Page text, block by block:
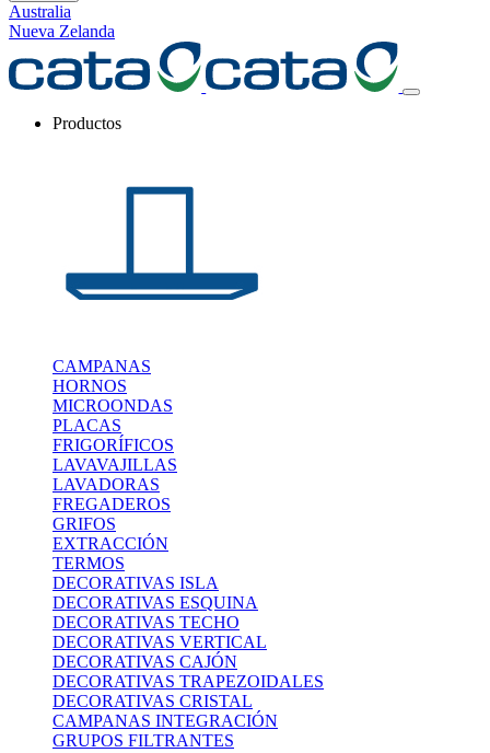
Australia
Nueva Zelanda
Productos
CAMPANAS
HORNOS
MICROONDAS
PLACAS
FRIGORÍFICOS
LAVAVAJILLAS
LAVADORAS
FREGADEROS
GRIFOS
EXTRACCIÓN
TERMOS
DECORATIVAS ISLA
DECORATIVAS ESQUINA
DECORATIVAS TECHO
DECORATIVAS VERTICAL
DECORATIVAS CAJÓN
DECORATIVAS TRAPEZOIDALES
DECORATIVAS CRISTAL
CAMPANAS INTEGRACIÓN
GRUPOS FILTRANTES